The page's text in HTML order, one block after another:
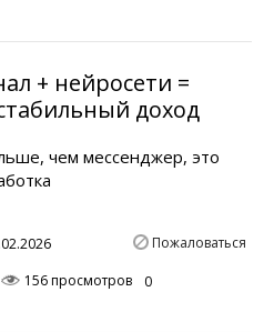
+ нейросети =
доход
чем мессенджер, это
Пожаловаться
156 просмотров 0